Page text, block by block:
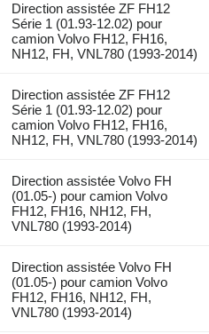
Direction assistée ZF FH12
Série 1 (01.93-12.02) pour
camion Volvo FH12, FH16,
NH12, FH, VNL780 (1993-2014)
Direction assistée ZF FH12
Série 1 (01.93-12.02) pour
camion Volvo FH12, FH16,
NH12, FH, VNL780 (1993-2014)
Direction assistée Volvo FH
(01.05-) pour camion Volvo
FH12, FH16, NH12, FH,
VNL780 (1993-2014)
Direction assistée Volvo FH
(01.05-) pour camion Volvo
FH12, FH16, NH12, FH,
VNL780 (1993-2014)